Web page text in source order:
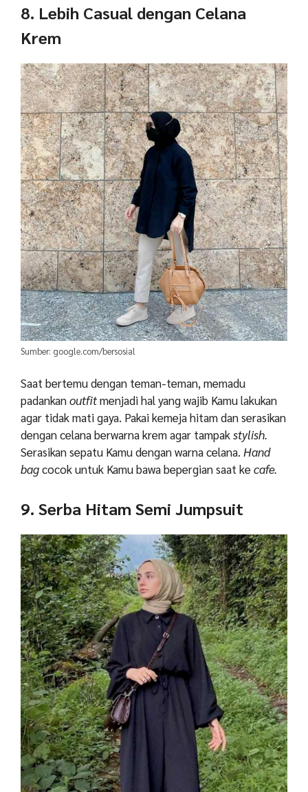
8. Lebih Casual dengan Celana
Krem
Sumber: google.com/bersosial
Saat bertemu dengan teman-teman, memadu
padankanoutfitmenjadi hal yang wajib Kamu lakukan
agar tidak mati gaya. Pakai kemeja hitam dan serasikan
dengan celana berwarna krem agar tampakstylish.
Serasikan sepatu Kamu dengan warna celana. Hand
bagcocok untuk Kamu bawa bepergian saat kecafe.
9. Serba Hitam Semi Jumpsuit